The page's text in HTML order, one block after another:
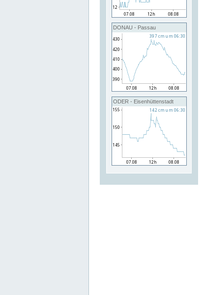
DONAU - Passau
ODER - Eisenhüttenstadt